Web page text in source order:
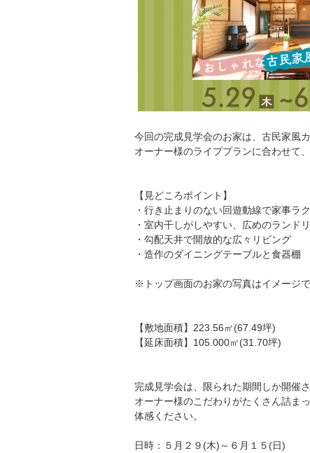
今回の完成見学会のお家は、古民家風
オーナー様のライププランに合わせて
【見どころポイント】
・行き止まりのない回遊動線で家事ラ
・室内干しがしやすい、広めのランド
・勾配天井で開放的な広々リビング
・造作のダイニングテーブルと食器棚
※トップ画面のお家の写真はイメージで
【敷地面積】223.56㎡(67.49坪)
【延床面積】105.000㎡(31.70坪)
完成見学会は、限られた期間しか開催さ
オーナー様のこだわりがたくさん詰ま
体感ください。
日時：５月２９(木)～６月１５(日)